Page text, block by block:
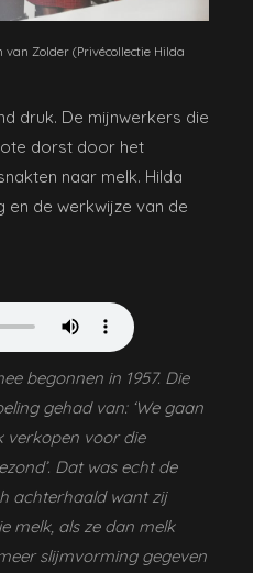
Zolder (Privécollectie Hilda
druk. De mijnwerkers die
dorst door het
naar melk. Hilda
de werkwijze van de
begonnen in 1957. Die
gehad van: ‘We gaan
verkopen voor die
Dat was echt de
achterhaald want zij
melk, als ze dan melk
slijmvorming gegeven